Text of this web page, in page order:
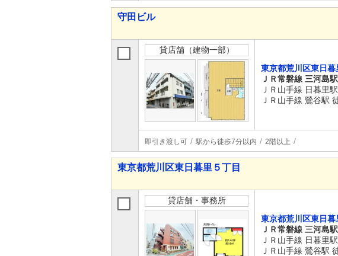
守田ビル
貸店舗（建物一部）
東京都荒川区東日暮
ＪＲ常磐線 三河島
ＪＲ山手線 日暮里
ＪＲ山手線 鶯谷駅
即引き渡し可 駅から徒歩7分以内 2階以上
東京都荒川区東日暮里５丁目
貸店舗・事務所
東京都荒川区東日暮
ＪＲ常磐線 三河島
ＪＲ山手線 日暮里
ＪＲ山手線 鶯谷駅